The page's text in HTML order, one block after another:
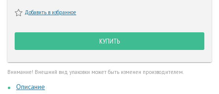
Добавить в избранное
КУПИТЬ
Внимание! Внешний вид упаковки может быть изменен производителем.
Описание